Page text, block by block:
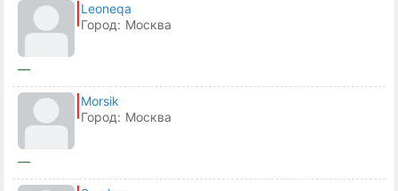
Leoneqa
Город: Москва
—
Morsik
Город: Москва
—